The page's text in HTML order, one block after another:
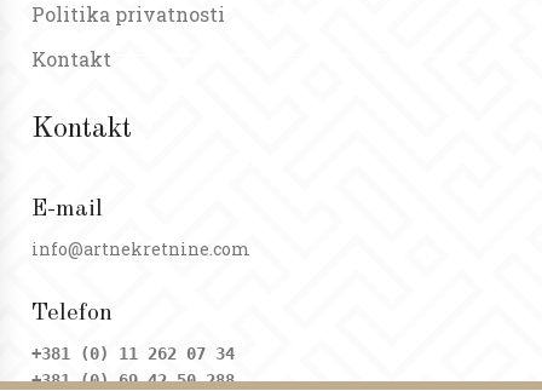
Politika privatnosti
Kontakt
Kontakt
E-mail
info@artnekretnine.com
Telefon
+381 (0) 11 262 07 34
+381 (0) 69 42 50 288